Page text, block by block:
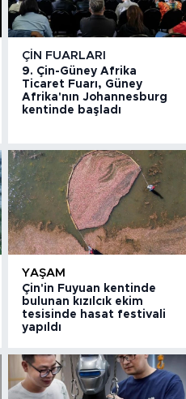
ÇIN FUARLARI
9. Çin-Güney Afrika
Ticaret Fuarı, Güney
Afrika'nın Johannesburg
kentinde başladı
YAŞAM
Çin'in Fuyuan kentinde
bulunan kızılcık ekim
tesisinde hasat festivali
yapıldı